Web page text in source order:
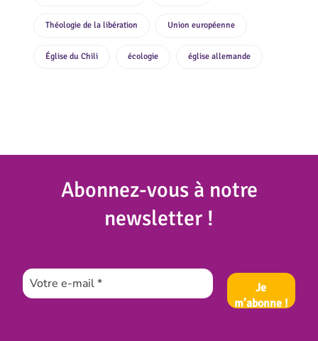
Théologie de la libération Union européenne
Église du Chili écologie église allemande
Abonnez-vous à notre
newsletter !